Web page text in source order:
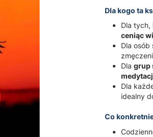
Dla kogo ta
Dla tych,
ceniąc
Dla
Dla grup
Dla
idealny
Co